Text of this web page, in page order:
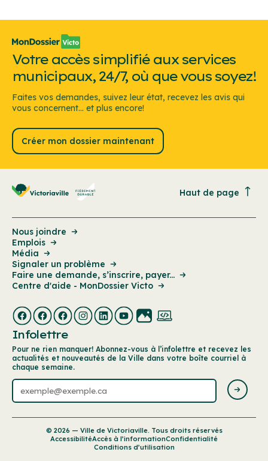
Votre accès simplifié aux services
municipaux, 24/7, où que vous soyez!
Faites vos demandes, suivez leur état, recevez les avis qui
vous concernent... et plus encore!
Créer mon dossier maintenant
Haut de page
Nous joindre
Emplois
Média
Signaler un problème
Faire une demande, s’inscrire, payer...
Centre d'aide - MonDossier Victo
Infolettre
Pour ne rien manquer! Abonnez-vous à l’infolettre et recevez les
actualités et nouveautés de la Ville dans votre boîte courriel à
chaque semaine.
© 2026 — Ville de Victoriaville. Tous droits réservés
AccessibilitéAccès à l’informationConfidentialité
Conditions d’utilisation